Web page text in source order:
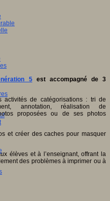
5est accompagné de 3
activités de catégorisations : tri de
annotation, réalisation de
proposées ou de ses photos
et créer des caches pour masquer
élèves et à l’enseignant, offrant la
des problèmes à imprimer ou à